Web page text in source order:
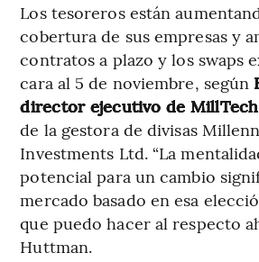
Los tesoreros están
cobertura de sus empresas y
contratos a plazo y los swaps
cara al 5 de noviembre, según
director ejecutivo de
de la gestora de divisas
Investments Ltd. “La
potencial para un cambio
mercado basado en esa
que puedo hacer al respecto
Huttman.